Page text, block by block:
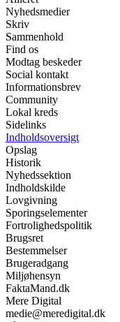
Nyhedsmedier
Skriv
Sammenhold
Find os
Modtag beskeder
Social kontakt
Informationsbrev
Community
Lokal kreds
Sidelinks
Indholdsoversigt
Opslag
Historik
Nyhedssektion
Indholdskilde
Lovgivning
Sporingselementer
Fortrolighedspolitik
Brugsret
Bestemmelser
Brugeradgang
Miljøhensyn
FaktaMand.dk
Mere Digital
medie@meredigital.dk